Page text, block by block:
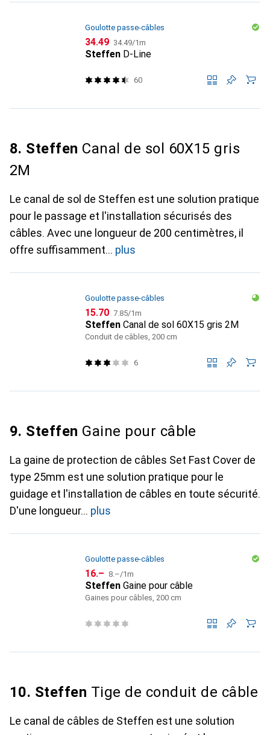
Goulotte passe-câbles
CHF
34.49 CHF
34.49/1m
Steffen D-Line
60
8. Steffen Canal de sol 60X15 gris
2M
Le canal de sol de Steffen est une solution pratique
pour le passage et l'installation sécurisés des
câbles. Avec une longueur de 200 centimètres, il
offre suffisamment
plus
Goulotte passe-câbles
CHF
15.70 CHF
7.85/1m
Steffen Canal de sol 60X15 gris 2M
Conduit de câbles, 200 cm
6
9. Steffen Gaine pour câble
La gaine de protection de câbles Set Fast Cover de
type 25mm est une solution pratique pour le
guidage et l'installation de câbles en toute sécurité.
D'une longueur
plus
Goulotte passe-câbles
CHF
16.– CHF
8.–/1m
Steffen Gaine pour câble
Gaines pour câbles, 200 cm
10. Steffen Tige de conduit de câble
Le canal de câbles de Steffen est une solution